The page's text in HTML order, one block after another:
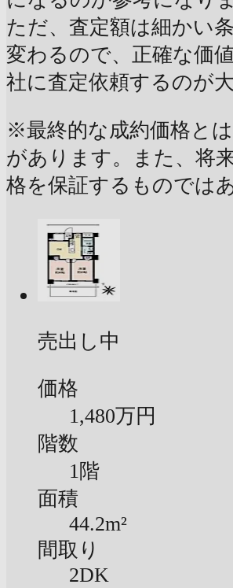
ただ、査定額は細かい
変わるので、正確な価
社に査定依頼するのが大
※最終的な成約価格と
があります。また、将
格を保証するものでは
売出し中
価格
1,480万円
階数
1階
面積
44.2m²
間取り
2DK